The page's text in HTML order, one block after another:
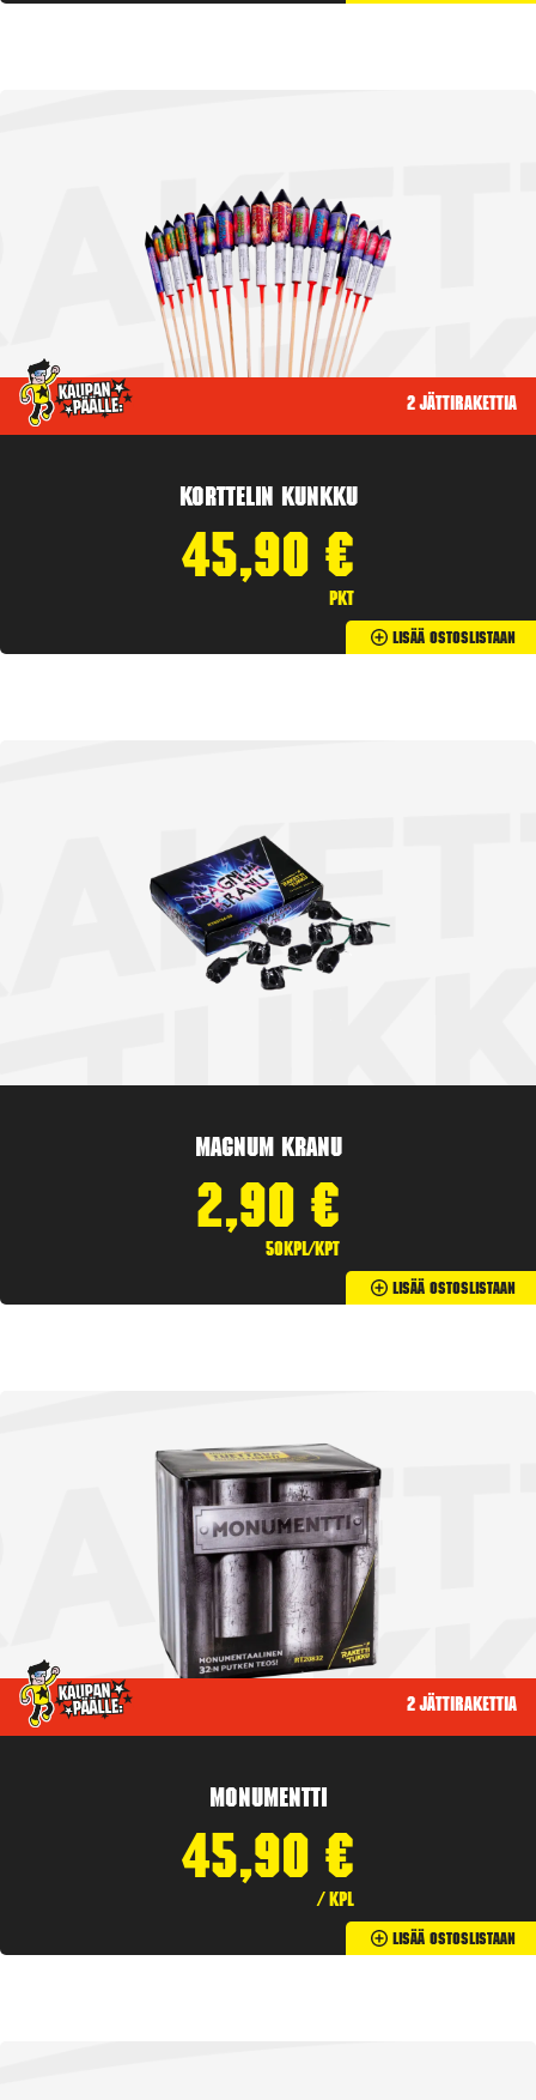
2 jättirakettia
Korttelin kunkku
45,90 €
pkt
Lisää Ostoslistaan
Magnum Kranu
2,90 €
50kpl/kpt
Lisää Ostoslistaan
2 jättirakettia
Monumentti
45,90 €
/ kpl
Lisää Ostoslistaan